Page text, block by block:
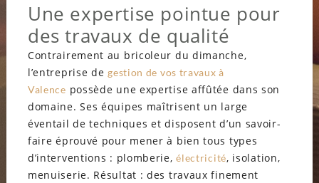
Une expertise pointue pour
des travaux de qualité
Contrairement au bricoleur du dimanche,
l’entreprise degestion de vos travaux à
Valence possède une expertise affûtée dans son
domaine. Ses équipes maîtrisent un large
éventail de techniques et disposent d’un savoir-
faire éprouvé pour mener à bien tous types
d’interventions : plomberie,électricité, isolation,
menuiserie. Résultat : des travaux finement